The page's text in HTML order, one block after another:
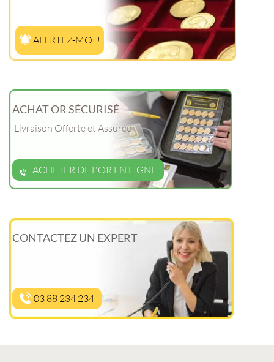
ALERTEZ-MOI !
ACHAT OR SÉCURISÉ
Livraison Offerte et Assurée
ACHETER DE L'OR EN LIGNE
CONTACTEZ UN EXPERT
03 88 234 234